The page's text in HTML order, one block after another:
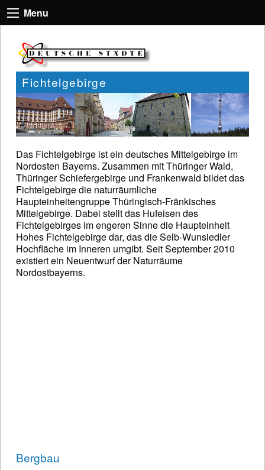
Menu
Fichtelgebirge
Das Fichtelgebirge ist ein deutsches Mittelgebirge im
Nordosten Bayerns. Zusammen mit Thüringer Wald,
Thüringer Schiefergebirge und Frankenwald bildet das
Fichtelgebirge die naturräumliche
Haupteinheitengruppe Thüringisch-Fränkisches
Mittelgebirge. Dabei stellt das Hufeisen des
Fichtelgebirges im engeren Sinne die Haupteinheit
Hohes Fichtelgebirge dar, das die Selb-Wunsiedler
Hochfläche im Inneren umgibt. Seit September 2010
existiert ein Neuentwurf der Naturräume
Nordostbayerns.
Bergbau